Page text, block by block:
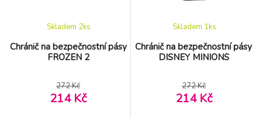
Chránič na bezpečnostní pásy
FROZEN 2
Skladem 2ks
272 Kč
214 Kč
Chránič na bezpečnostní pásy
DISNEY MINIONS
Skladem 1ks
272 Kč
214 Kč